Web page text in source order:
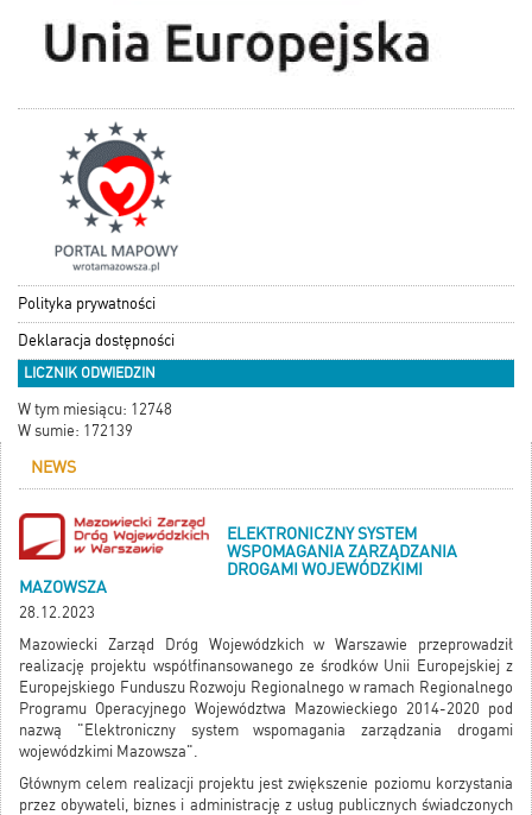
Polityka prywatności
Deklaracja dostępności
LICZNIK ODWIEDZIN
W tym miesiącu: 12748
W sumie: 172139
NEWS
ELEKTRONICZNY SYSTEM
WSPOMAGANIA ZARZĄDZANIA
DROGAMI WOJEWÓDZKIMI
MAZOWSZA
28.12.2023
Mazowiecki Zarząd Dróg Wojewódzkich w Warszawie przeprowadził
realizację projektu współfinansowanego ze środków Unii Europejskiej z
Europejskiego Funduszu Rozwoju Regionalnego w ramach Regionalnego
Programu Operacyjnego Województwa Mazowieckiego 2014-2020 pod
nazwą "Elektroniczny system wspomagania zarządzania drogami
wojewódzkimi Mazowsza".
Głównym celem realizacji projektu jest zwiększenie poziomu korzystania
przez obywateli, biznes i administrację z usług publicznych świadczonych